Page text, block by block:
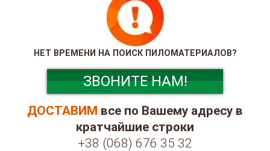
НЕТ ВРЕМЕНИ НА ПОИСК ПИЛОМАТЕРИАЛОВ?
ЗВОНИТЕ НАМ!
ДОСТАВИМ все по Вашему адресу в
кратчайшие строки
+38 (068) 676 35 32